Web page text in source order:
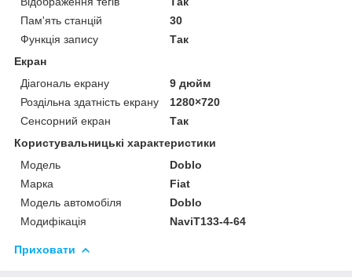
Пам'ять станцій
30
Функція запису
Так
Екран
Діагональ екрану
9 дюйм
Роздільна здатність екрану
1280×720
Сенсорний екран
Так
Користувальницькі характеристики
Мoдель
Doblo
Марка
Fiat
Модель автомобіля
Doblo
Модифікація
NaviT133-4-64
Приховати